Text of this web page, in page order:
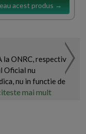
acest produs →
ONRC, respectiv
Oficial nu
nu in functie de
mai mult